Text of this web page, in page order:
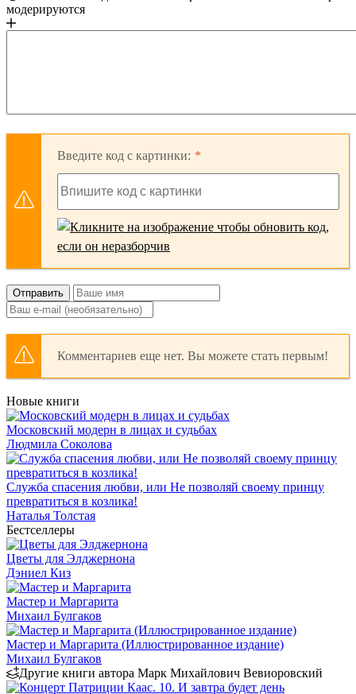
модерируются
Введите код с картинки:
Отправить
Комментариев еще нет. Вы можете стать первым!
Новые книги
Московский модерн в лицах и судьбах
Людмила Соколова
Служба спасения любви, или Не позволяй своему принцу
превратиться в козлика!
Наталья Толстая
Бестселлеры
Цветы для Элджернона
Дэниел Киз
Мастер и Маргарита
Михаил Булгаков
Мастер и Маргарита (Иллюстрированное издание)
Михаил Булгаков
Другие книги автора Марк Михайлович Вевиоровский